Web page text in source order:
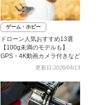
ゲーム・ホビー
ドローン人気おすすめ13選
【100g未満のモデルも】
GPS・4K動画カメラ付きなど
更新日:2026/04/13